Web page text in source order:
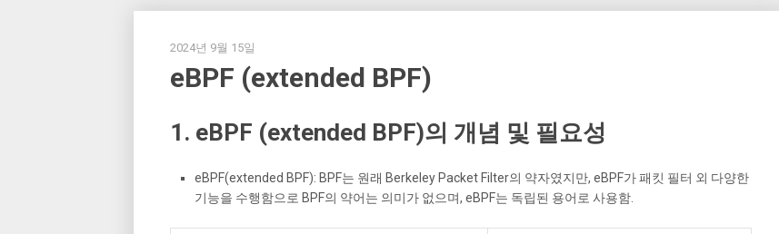
2024년 9월 15일
eBPF (extended BPF)
1. eBPF (extended BPF)의 개념 및 필요성
eBPF(extended BPF): BPF는 원래 Berkeley Packet Filter의 약자였지만, eBPF가 패킷 필터 외 다양한
기능을 수행함으로 BPF의 약어는 의미가 없으며, eBPF는 독립된 용어로 사용함.